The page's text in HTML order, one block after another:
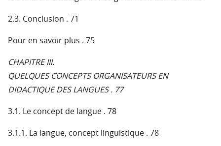
2.3. Conclusion . 71
Pour en savoir plus . 75
CHAPITRE III.
QUELQUES CONCEPTS ORGANISATEURS EN
DIDACTIQUE DES LANGUES . 77
3.1. Le concept de langue . 78
3.1.1. La langue, concept linguistique . 78